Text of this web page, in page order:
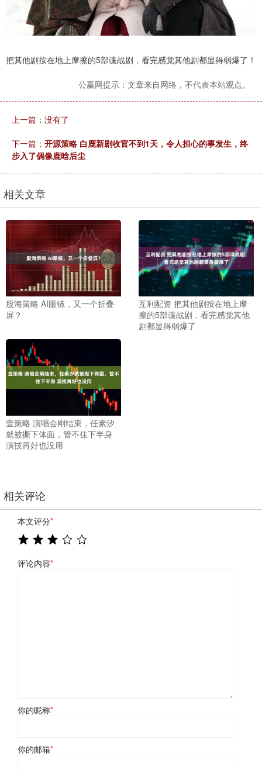
把其他剧按在地上摩擦的5部谍战剧，看完感觉其他剧都显得弱爆了！
公赢网提示：文章来自网络，不代表本站观点。
上一篇：没有了
下一篇： 开源策略 白鹿新剧收官不到1天，令人担心的事发生，终
步入了偶像鹿晗后尘
相关文章
股海策略 AI眼镜，又一个折叠
屏？
互利配资 把其他剧按在地上摩
擦的5部谍战剧，看完感觉其他
剧都显得弱爆了
壹策略 演唱会刚结束，任素汐
就被撕下体面，管不住下半身
演技再好也没用
相关评论
本文评分*
评论内容*
你的昵称*
你的邮箱*